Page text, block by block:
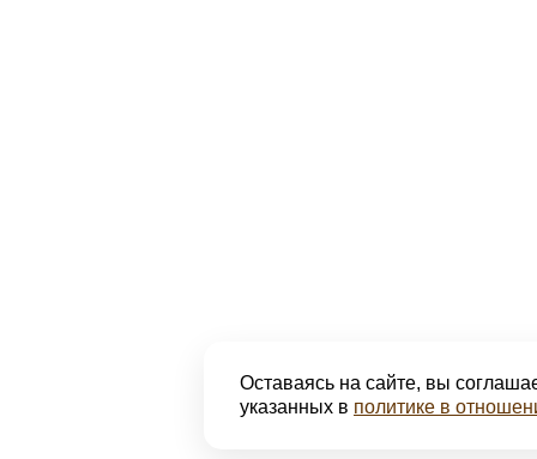
Оставаясь на сайте, вы
указанных в политике в